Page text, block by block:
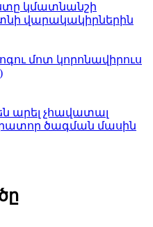
կմատնանշի
վարակակիրներին
մոտ կորոնավիրուս
արել չհավատալ
ծագման մասին